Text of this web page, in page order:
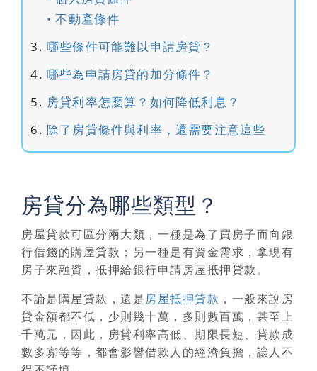
• 不動產條件
哪些條件可能難以申請房貸？
哪些為申請房貸的加分條件？
房貸利率怎麼算？如何降低利息？
除了房貸條件與利率，還需要注意這些
房貸分為哪些類型？
房屋貸款可區分兩大類，一種是為了買房子而向銀
行借錢的購屋貸款 ；另一種是有資金需求，拿現有
房子來融資，抵押給銀行申請房屋抵押貸款。
不論是購屋貸款，還是房屋抵押貸款 ，一般來說房
貸金額都不低，少則幾十萬，多則數百萬，甚至上
千萬元，因此，房貸利率高低、期限長短、貸款成
數多寡等等，都會影響借款人的經濟負擔，讓人不